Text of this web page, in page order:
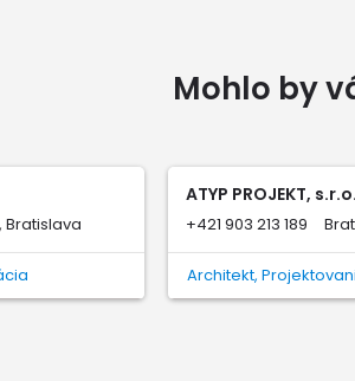
Mohlo by
Bratislava
ATYP PROJEKT, s.r.o.
+421 903 213 189
Architekt,